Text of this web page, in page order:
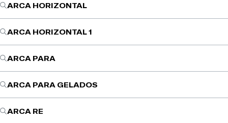
ARCA HORIZONTAL
ARCA HORIZONTAL 1
ARCA PARA
ARCA PARA GELADOS
ARCA RE